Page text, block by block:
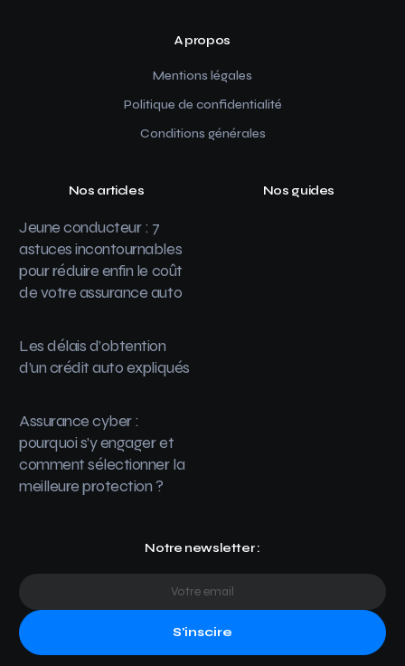
A propos
Mentions légales
Politique de confidentialité
Conditions générales
Nos articles
Jeune conducteur : 7
astuces incontournables
pour réduire enfin le coût
de votre assurance auto
Les délais d’obtention
d’un crédit auto expliqués
Assurance cyber :
pourquoi s’y engager et
comment sélectionner la
meilleure protection ?
Nos guides
Notre newsletter :
S'inscire